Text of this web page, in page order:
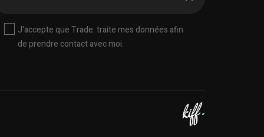
J'accepte que Trade. traite mes données afin
de prendre contact avec moi.